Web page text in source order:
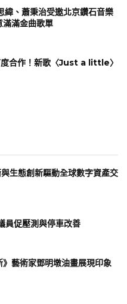
緯、蕭秉治受邀北京鑽石音樂
滿滿金曲歌單
度合作！新歌〈Just a little〉
生態創新驅動全球數字資產交
員促壓測與停車改善
藝術家鄧明墩油畫展現印象